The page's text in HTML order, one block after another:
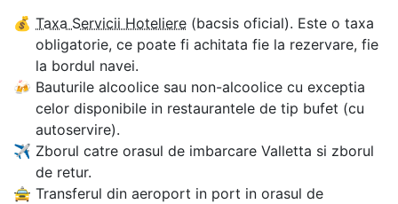
💰 Taxa Servicii Hoteliere (bacsis oficial). Este o taxa
obligatorie, ce poate fi achitata fie la rezervare, fie
la bordul navei.
🍻 Bauturile alcoolice sau non-alcoolice cu exceptia
celor disponibile in restaurantele de tip bufet (cu
autoservire).
✈ Zborul catre orasul de imbarcare Valletta si zborul
de retur.
🚖 Transferul din aeroport in port in orasul de